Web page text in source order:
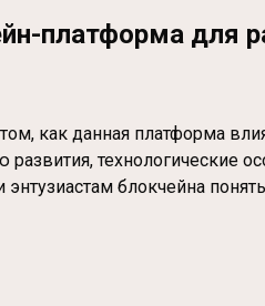
платформа для
как данная платформа
технологические
блокчейна